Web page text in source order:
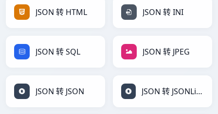
JSON 转 HTML JSON 转 INI
JSON 转 SQL JSON 转 JPEG
JSON 转 JSON JSON 转 JSONLines